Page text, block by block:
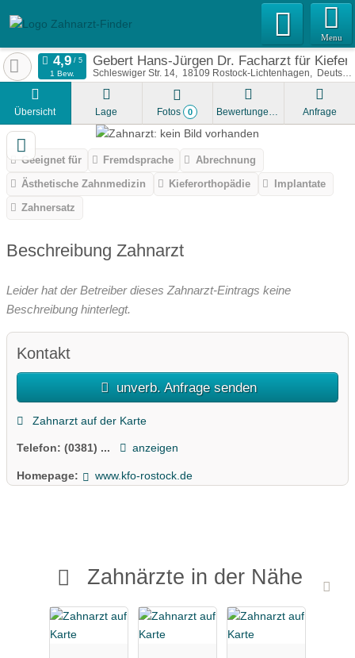
Menu
Gebert Hans-Jürgen Dr. Facharzt für
Schleswiger Str. 14 18109 Rostock-Lichtenhagen Deutschland
1 Bew.
Übersicht Lage Fotos 0 Bewertungen Anfrage
Geeignet für Fremdsprache
Abrechnung
Ästhetische Zahnmedizin
Kieferorthopädie
Implantate
Zahnersatz
Beschreibung Zahnarzt
Leider hat der Betreiber dieses Zahnarzt-Eintrags keine
Beschreibung hinterlegt.
Kontakt
unverb. Anfrage senden
Zahnarzt auf der Karte
Telefon: (0381) ... anzeigen
Homepage: www.kfo-rostock.de
Zahnärzte in der Nähe